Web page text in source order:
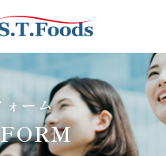
ォーム